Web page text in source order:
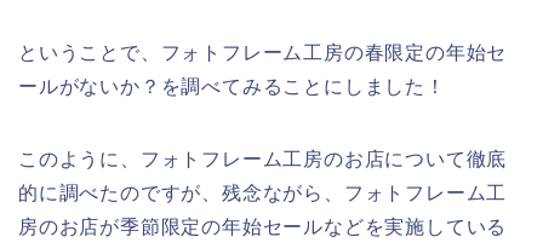
ということで、フォトフレーム工房の春限定の年始セ
ールがないか？を調べてみることにしました！
このように、フォトフレーム工房のお店について徹底
的に調べたのですが、残念ながら、フォトフレーム工
房のお店が季節限定の年始セールなどを実施している